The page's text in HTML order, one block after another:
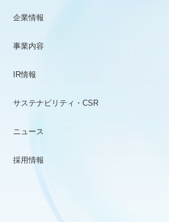
企業情報
事業内容
IR情報
サステナビリティ・CSR
ニュース
採用情報